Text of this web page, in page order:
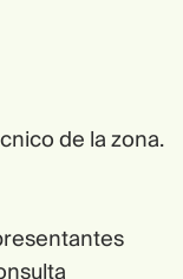
de la zona.